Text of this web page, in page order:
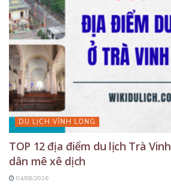
DU LỊCH VĨNH LONG
TOP 12 địa điểm du lịch Trà
dân mê xê dịch
04/08/2026